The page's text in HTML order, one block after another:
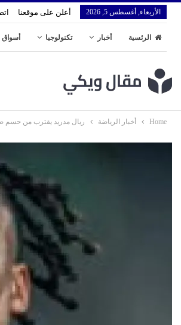
الأربعاء, أغسطس 5, 2026 أعلن على موقعنا
الرئسية أخبار تكنولوجيا
Home أخبار الرياضة ريال مدريد يقترب من حسم